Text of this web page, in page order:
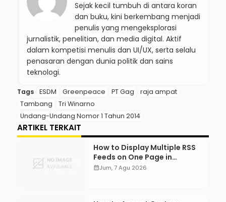
Sejak kecil tumbuh di antara koran
dan buku, kini berkembang menjadi
penulis yang mengeksplorasi
jurnalistik, penelitian, dan media digital. Aktif
dalam kompetisi menulis dan UI/UX, serta selalu
penasaran dengan dunia politik dan sains
teknologi.
Tags ESDM Greenpeace PT Gag
raja ampat
Tambang
Tri Winarno
Undang-Undang Nomor 1 Tahun 2014
ARTIKEL TERKAIT
How to Display Multiple RSS
Feeds on One Page in
WordPress
calendar_monthJum, 7 Agu 2026